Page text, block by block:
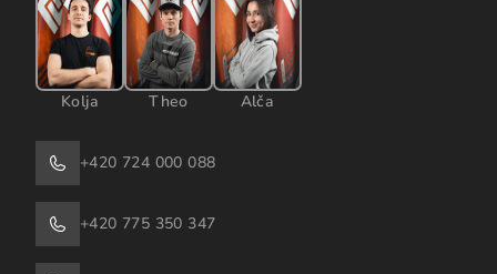
Kolja Theo Alča
+420 724 000 088
+420 775 350 347